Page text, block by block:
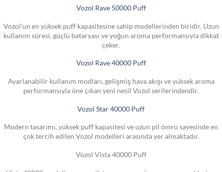
Vozol Rave 50000 Puff
Vozol’un en yüksek puff kapasitesine sahip modellerinden biridir. Uzun
kullanım süresi, güçlü bataryası ve yoğun aroma performansıyla dikkat
çeker.
Vozol Rave 40000 Puff
Ayarlanabilir kullanım modları, gelişmiş hava akışı ve yüksek aroma
performansıyla öne çıkan yeni nesil Vozol serilerindendir.
Vozol Star 40000 Puff
Modern tasarımı, yüksek puff kapasitesi ve uzun pil ömrü sayesinde en
çok tercih edilen Vozol modelleri arasında yer almaktadır.
Vozol Vista 40000 Puff